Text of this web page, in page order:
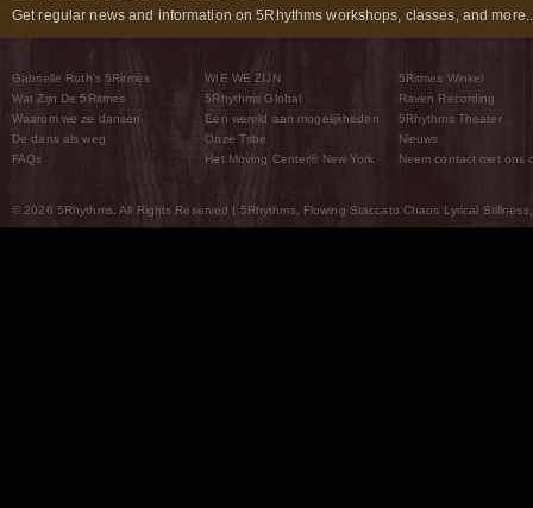
Get regular news and information on 5Rhythms workshops, classes, and
Gabrielle Roth’s 5Ritmes
Wat Zijn De 5Ritmes
Waarom we ze dansen
De dans als weg
FAQs
WIE WE ZIJN
5Rhythms Global
Een wereld aan mogelijkheden
Onze Tribe
Het Moving Center® New York
5Ritmes Winkel
Raven Recording
5Rhythms Theater
Nieuws
Neem contact met ons
© 2026 5Rhythms. All Rights Reserved | 5Rhythms, Flowing Staccato Chaos Lyrical